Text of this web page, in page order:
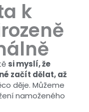
k
si myslí, že
začít dělat, až
děje. Můžeme
namoženého